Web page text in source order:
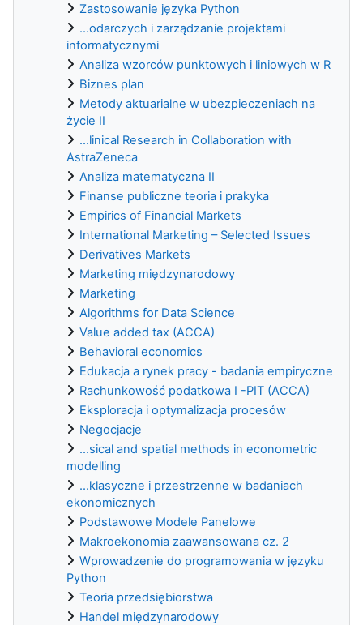
Zastosowanie języka Python
...odarczych i zarządzanie projektami
informatycznymi
Analiza wzorców punktowych i liniowych w R
Biznes plan
Metody aktuarialne w ubezpieczeniach na
życie II
...linical Research in Collaboration with
AstraZeneca
Analiza matematyczna II
Finanse publiczne teoria i prakyka
Empirics of Financial Markets
International Marketing – Selected Issues
Derivatives Markets
Marketing międzynarodowy
Marketing
Algorithms for Data Science
Value added tax (ACCA)
Behavioral economics
Edukacja a rynek pracy - badania empiryczne
Rachunkowość podatkowa I -PIT (ACCA)
Eksploracja i optymalizacja procesów
Negocjacje
...sical and spatial methods in econometric
modelling
...klasyczne i przestrzenne w badaniach
ekonomicznych
Podstawowe Modele Panelowe
Makroekonomia zaawansowana cz. 2
Wprowadzenie do programowania w języku
Python
Teoria przedsiębiorstwa
Handel międzynarodowy